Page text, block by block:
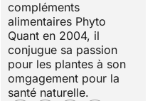
compléments
alimentaires Phyto
Quant en 2004, il
conjugue sa passion
pour les plantes à son
omgagement pour la
santé naturelle.